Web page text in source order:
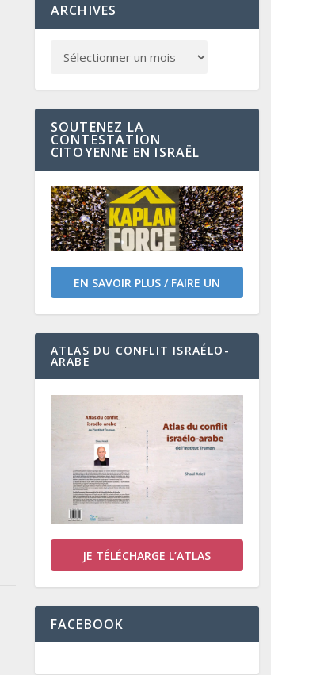
ARCHIVES
SOUTENEZ LA
CONTESTATION
CITOYENNE EN ISRAËL
EN SAVOIR PLUS / FAIRE UN
DON
ATLAS DU CONFLIT ISRAÉLO-
ARABE
JE TÉLÉCHARGE L’ATLAS
FACEBOOK